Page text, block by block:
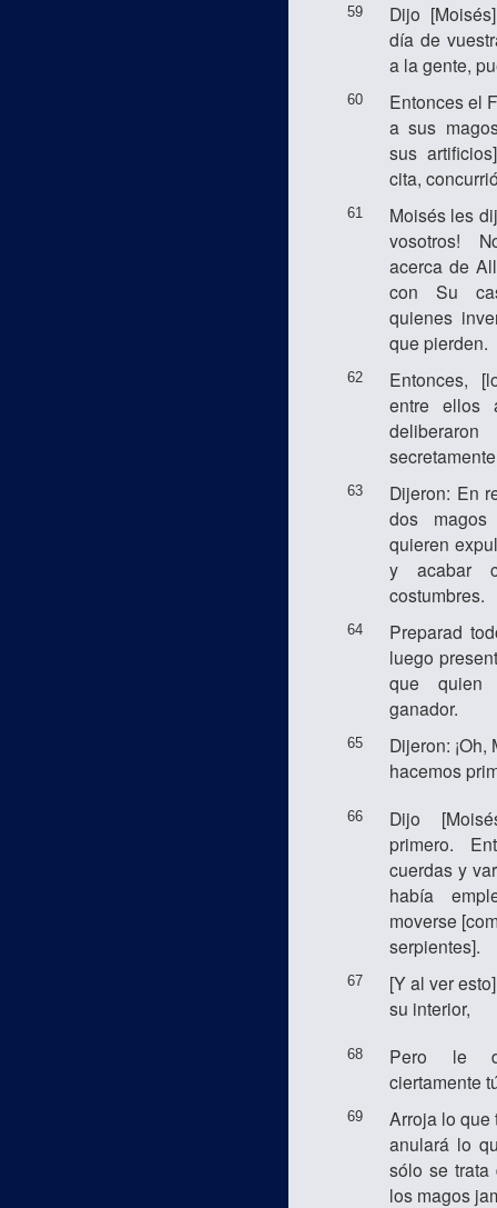
59
Dijo
día de
a la gente,
60
Entonces el
a sus
sus
cita,
61
Moisés les
vosotros!
acerca de
con Su
quienes
que pierden.
62
Entonces,
entre ellos
63
Dijeron: En
dos
quieren
y acabar
costumbres.
64
Preparad
luego
que quien
ganador.
65
Dijeron:
hacemos
66
Dijo
primero.
cuerdas y
había
moverse
serpientes].
67
[Y al ver
su interior,
68
Pero le
ciertamente
69
Arroja lo que
anulará lo
sólo se
los magos